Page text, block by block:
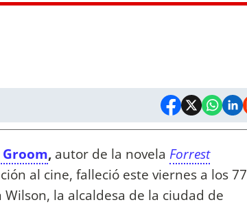
, autor de la novela Forrest
al cine, falleció este viernes a los 77
la alcaldesa de la ciudad de